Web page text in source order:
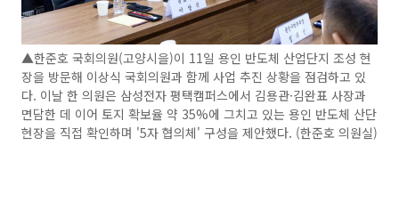
▲한준호 국회의원(고양시을)이 11일 용인 반도체 산업단지 조성 현
장을 방문해 이상식 국회의원과 함께 사업 추진 상황을 점검하고 있
다. 이날 한 의원은 삼성전자 평택캠퍼스에서 김용관·김완표 사장과
면담한 데 이어 토지 확보율 약 35%에 그치고 있는 용인 반도체 산단
현장을 직접 확인하며 '5자 협의체' 구성을 제안했다. (한준호 의원실)